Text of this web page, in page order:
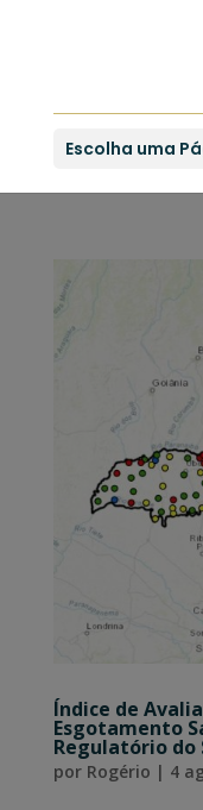
Escolha uma
Índice de
Esgotamento
Regulatório do
por Rogério | 4